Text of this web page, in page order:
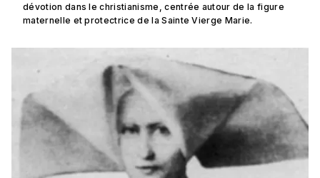
dévotion dans le christianisme, centrée autour de la figure
maternelle et protectrice de la Sainte Vierge Marie.